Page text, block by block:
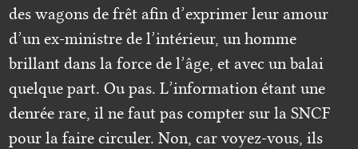
des wagons de frêt afin d’exprimer leur amour
d’un ex-ministre de l’intérieur, un homme
brillant dans la force de l’âge, et avec un balai
quelque part. Ou pas. L’information étant une
denrée rare, il ne faut pas compter sur la SNCF
pour la faire circuler. Non, car voyez-vous, ils